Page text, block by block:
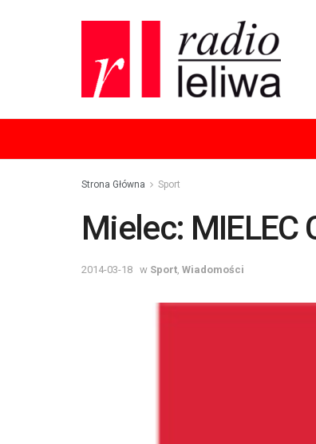
Strona Główna Sport
Mielec: MIELEC
2014-03-18 w Sport Wiadomości